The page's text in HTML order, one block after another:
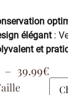
élégant:
et
– 39.99€